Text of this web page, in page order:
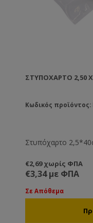
ΣΤΥΠΌΧΑΡΤΟ 2,50
Κωδικός προϊόντος:
Στυπόχαρτο
€2,69 χωρίς ΦΠΑ
€3,34 με ΦΠΑ
Σε Απόθεμα